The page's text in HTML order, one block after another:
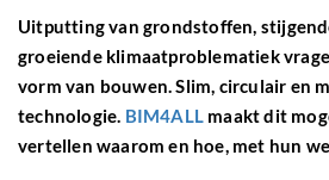
Uitputting van grondstoffen,
groeiende klimaatproblematiek
vorm van bouwen. Slim, circulair en
technologie. BIM4ALL maakt dit
vertellen waarom en hoe, met hun